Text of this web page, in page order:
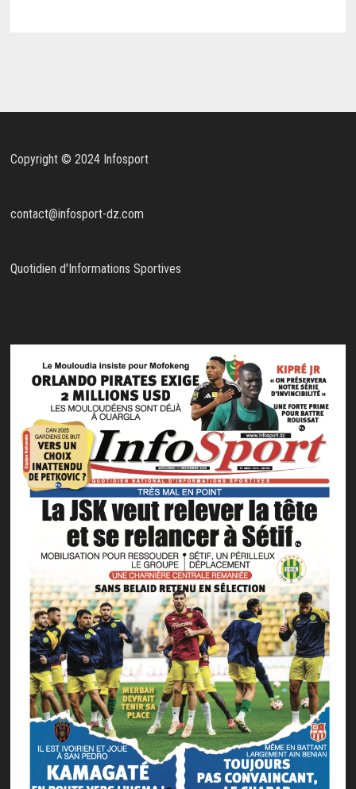
Copyright © 2024 Infosport
contact@infosport-dz.com
Quotidien d'Informations Sportives